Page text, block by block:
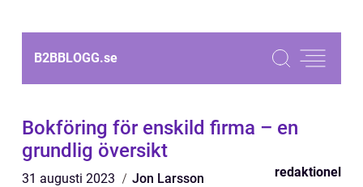
B2BBLOGG.se
Bokföring för enskild firma – en
grundlig översikt
31 augusti 2023 Jon Larsson redaktionel